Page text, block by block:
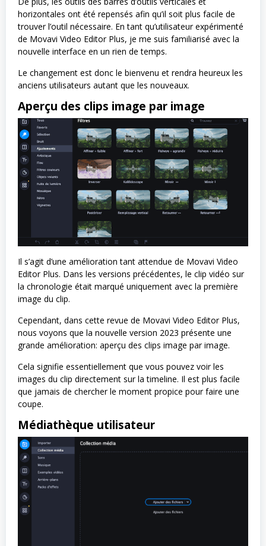
horizontales ont été repensés afin qu’il soit plus facile de
trouver l’outil nécessaire. En tant qu’utilisateur expérimenté
de Movavi Video Editor Plus, je me suis familiarisé avec la
nouvelle interface en un rien de temps.
Le changement est donc le bienvenu et rendra heureux les
anciens utilisateurs autant que les nouveaux.
Aperçu des clips image par image
Il s’agit d’une amélioration tant attendue de Movavi Video
Editor Plus. Dans les versions précédentes, le clip vidéo sur
la chronologie était marqué uniquement avec la première
image du clip.
Cependant, dans cette revue de Movavi Video Editor Plus,
nous voyons que la nouvelle version 2023 présente une
grande amélioration: aperçu des clips image par image.
Cela signifie essentiellement que vous pouvez voir les
images du clip directement sur la timeline. Il est plus facile
que jamais de chercher le moment propice pour faire une
coupe.
Médiathèque utilisateur